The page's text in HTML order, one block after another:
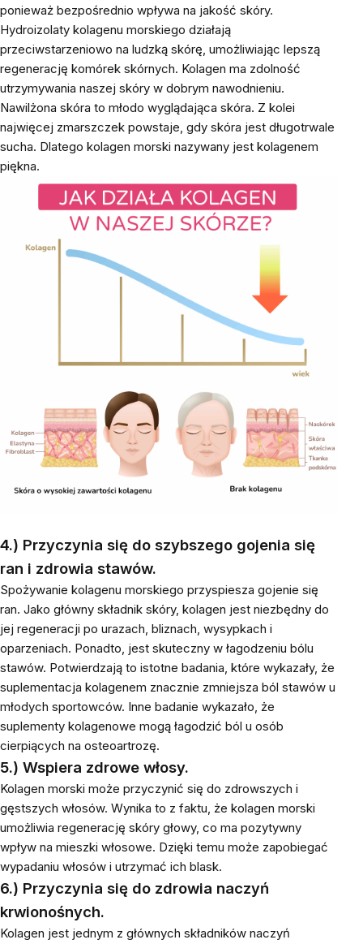
ponieważ bezpośrednio wpływa na jakość skóry.
Hydroizolaty kolagenu morskiego działają
przeciwstarzeniowo na ludzką skórę, umożliwiając lepszą
regenerację komórek skórnych. Kolagen ma zdolność
utrzymywania naszej skóry w dobrym nawodnieniu.
Nawilżona skóra to młodo wyglądająca skóra. Z kolei
najwięcej zmarszczek powstaje, gdy skóra jest długotrwale
sucha. Dlatego kolagen morski nazywany jest kolagenem
piękna.
4.) Przyczynia się do szybszego gojenia się
ran i zdrowia stawów.
Spożywanie kolagenu morskiego przyspiesza gojenie się
ran. Jako główny składnik skóry, kolagen jest niezbędny do
jej regeneracji po urazach, bliznach, wysypkach i
oparzeniach. Ponadto, jest skuteczny w łagodzeniu bólu
stawów. Potwierdzają to istotne badania, które wykazały, że
suplementacja kolagenem znacznie zmniejsza ból stawów u
młodych sportowców. Inne badanie wykazało, że
suplementy kolagenowe mogą łagodzić ból u osób
cierpiących na osteoartrozę.
5.) Wspiera zdrowe włosy.
Kolagen morski może przyczynić się do zdrowszych i
gęstszych włosów. Wynika to z faktu, że kolagen morski
umożliwia regenerację skóry głowy, co ma pozytywny
wpływ na mieszki włosowe. Dzięki temu może zapobiegać
wypadaniu włosów i utrzymać ich blask.
6.) Przyczynia się do zdrowia naczyń
krwionośnych.
Kolagen jest jednym z głównych składników naczyń